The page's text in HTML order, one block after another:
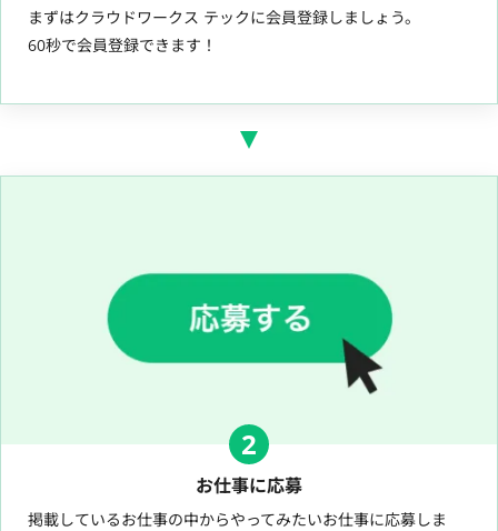
まずはクラウドワークス テックに会員登録しましょう。
60秒で会員登録できます！
2
お仕事に応募
掲載しているお仕事の中からやってみたいお仕事に応募しま